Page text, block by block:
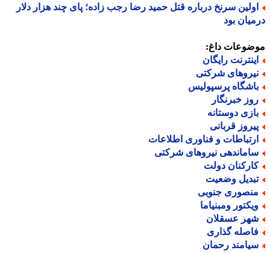
سرنخ درباره قتل حمید رضا رجب زاده؛ پای چند هزار دلار
بود
داغ:
رایگان
شرکتی
پرسپولیس
خبرنگار
دوستانه
قربانی
و فناوری اطلاعات
نیروهای شرکتی
دولت
وضعیت
جنوبی
ومبنیاما
عسقلان
گذاری
رحمان